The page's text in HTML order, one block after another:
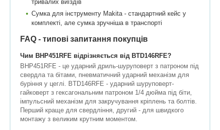
тривалих виїздів
Сумка для інструменту Makita - стандартний кейс у
комплекті, але сумка зручніша в транспорті
FAQ - типові запитання покупців
Чим BHP451RFE відрізняється від BTD146RFE?
BHP451RFE - це ударний дриль-шуруповерт з патроном під
свердла та бітами, пневматичний ударний механізм для
буріння у цеглі. BTD146RFE - ударний шуруповерт-
гайковерт з гексагональним патроном 1/4 дюйма під біти,
імпульсний механізм для закручування кріплень та болтів.
Перший краще для свердління, другий - для швидкого
монтажу з великим крутним моментом.